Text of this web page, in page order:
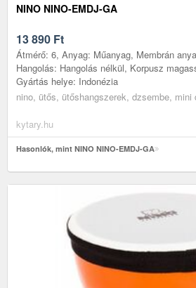
NINO NINO-EMDJ-GA
13 890 Ft
Átmérő: 6, Anyag: Műanyag, Membrán
Hangolás: Hangolás nélkül, Korpusz
Gyártás helye: Indonézia
nino, ütős, ütőshangszerek, dzsembe, mini
kytary.hu
Hasonlók, mint NINO NINO-EMDJ-GA